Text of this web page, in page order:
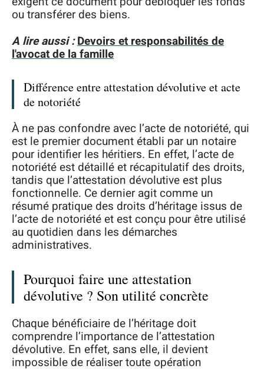
ou transférer des biens.
A lire aussi : Devoirs et responsabilités de
l'avocat de la famille
Différence entre attestation dévolutive et acte
de notoriété
À ne pas confondre avec l’acte de notoriété, qui
est le premier document établi par un notaire
pour identifier les héritiers. En effet, l’acte de
notoriété est détaillé et récapitulatif des droits,
tandis que l’attestation dévolutive est plus
fonctionnelle. Ce dernier agit comme un
résumé pratique des droits d’héritage issus de
l’acte de notoriété et est conçu pour être utilisé
au quotidien dans les démarches
administratives.
Pourquoi faire une attestation
dévolutive ? Son utilité concrète
Chaque bénéficiaire de l’héritage doit
comprendre l’importance de l’attestation
dévolutive. En effet, sans elle, il devient
impossible de réaliser toute opération